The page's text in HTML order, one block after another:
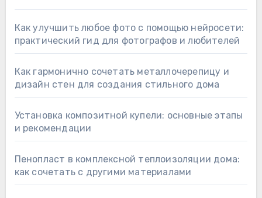
Как улучшить любое фото с помощью нейросети:
практический гид для фотографов и любителей
Как гармонично сочетать металлочерепицу и
дизайн стен для создания стильного дома
Установка композитной купели: основные этапы
и рекомендации
Пенопласт в комплексной теплоизоляции дома:
как сочетать с другими материалами